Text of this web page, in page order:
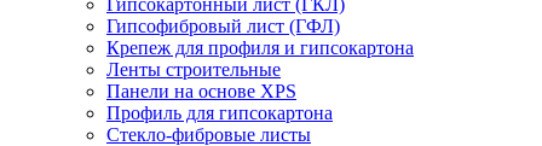
Гипсофибровый лист (ГФЛ)
Крепеж для профиля и гипсокартона
Ленты строительные
Панели на основе XPS
Профиль для гипсокартона
Стекло-фибровые листы